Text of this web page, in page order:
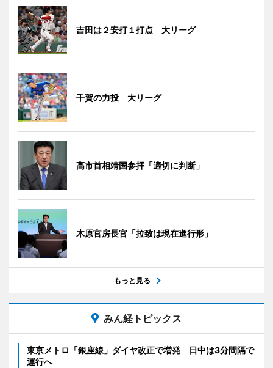
吉田は２安打１打点 大リーグ
千賀の力投 大リーグ
高市首相靖国参拝「適切に判断」
木原官房長官「拉致は現在進行形」
もっと見る
みん経トピックス
東京メトロ「銀座線」ダイヤ改正で増発 日中は3分間隔で
運行へ